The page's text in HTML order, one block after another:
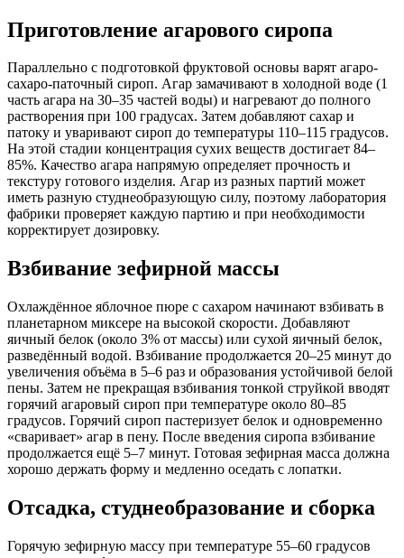
Приготовление агарового сиропа
Параллельно с подготовкой фруктовой основы варят агаро-
сахаро-паточный сироп. Агар замачивают в холодной воде (1
часть агара на 30–35 частей воды) и нагревают до полного
растворения при 100 градусах. Затем добавляют сахар и
патоку и уваривают сироп до температуры 110–115 градусов.
На этой стадии концентрация сухих веществ достигает 84–
85%. Качество агара напрямую определяет прочность и
текстуру готового изделия. Агар из разных партий может
иметь разную студнеобразующую силу, поэтому лаборатория
фабрики проверяет каждую партию и при необходимости
корректирует дозировку.
Взбивание зефирной массы
Охлаждённое яблочное пюре с сахаром начинают взбивать в
планетарном миксере на высокой скорости. Добавляют
яичный белок (около 3% от массы) или сухой яичный белок,
разведённый водой. Взбивание продолжается 20–25 минут до
увеличения объёма в 5–6 раз и образования устойчивой белой
пены. Затем не прекращая взбивания тонкой струйкой вводят
горячий агаровый сироп при температуре около 80–85
градусов. Горячий сироп пастеризует белок и одновременно
«сваривает» агар в пену. После введения сиропа взбивание
продолжается ещё 5–7 минут. Готовая зефирная масса должна
хорошо держать форму и медленно оседать с лопатки.
Отсадка, студнеобразование и сборка
Горячую зефирную массу при температуре 55–60 градусов